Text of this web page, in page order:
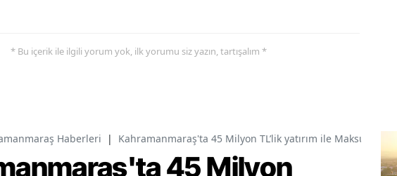
* Bu içerik ile ilgili yorum yok, ilk yorumu siz yazın, tartışalım *
Haberleri | Kahramanmaraş'ta 45 Milyon TL’lik yatırım ile
45 Milyon